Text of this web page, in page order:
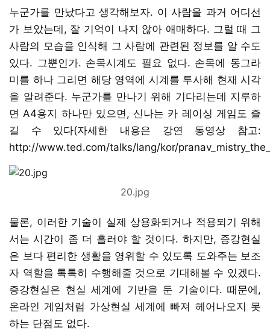
누군가를 만났다고 생각해보자. 이 사람을 과거 어디선
가 보았는데, 잘 기억이 나지 않아 애매하다. 그럴 때 그
사람의 모습을 인식해 그 사람에 관련된 정보를 알 수도
있다. 그뿐인가. 손목시계도 필요 없다. 손목에 동그라
미를 하나 그리면 해당 영역에 시계를 투사해 현재 시각
을 알려준다. 누군가를 만나기 위해 기다리는데 지루하
면 A4용지 하나만 있으면, 신나는 카 레이싱 게임도 즐
길 수 있다(자세한 내용은 강연 동영상 참고:
http://www.ted.com/talks/lang/kor/
20.jpg
물론, 이러한 기술이 실제 상용화되거나 적용되기 위해
서는 시간이 좀 더 흘러야 할 것이다. 하지만, 증강현실
은 보다 편리한 생활을 영위할 수 있도록 도와주는 보조
자 역할을 톡톡히 수행해줄 것으로 기대해볼 수 있겠다.
증강현실은 현실 세계에 기반을 둔 기술이다. 때문에,
온라인 게임처럼 가상현실 세계에 빠져 헤어나오지 못
하는 단점도 없다.